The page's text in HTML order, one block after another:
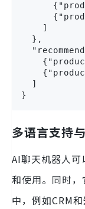
    ]
  },
  ]
}
多语言支持
AI聊天机器人可
和使用。同时，
中，例如CRM